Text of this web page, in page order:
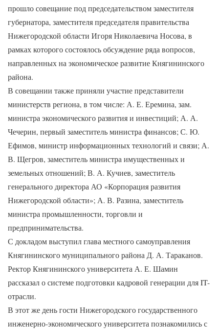
прошло совещание под председательством заместителя
губернатора, заместителя председателя правительства
Нижегородской области Игоря Николаевича Носова, в
рамках которого состоялось обсуждение ряда вопросов,
направленных на экономическое развитие Княгининского
района.
В совещании также приняли участие представители
министерств региона, в том числе: А. Е. Еремина, зам.
министра экономического развития и инвестиций; А. А.
Чечерин, первый заместитель министра финансов; С. Ю.
Ефимов, министр информационных технологий и связи; А.
В. Щегров, заместитель министра имущественных и
земельных отношений; В. А. Кучиев, заместитель
генерального директора АО «Корпорация развития
Нижегородской области»; А. В. Разина, заместитель
министра промышленности, торговли и
предпринимательства.
С докладом выступил глава местного самоуправления
Княгининского муниципального района Д. А. Тараканов.
Ректор Княгининского университета А. Е. Шамин
рассказал о системе подготовки кадровой генерации для IT-
отрасли.
В этот же день гости Нижегородского государственного
инженерно-экономического университета познакомились с